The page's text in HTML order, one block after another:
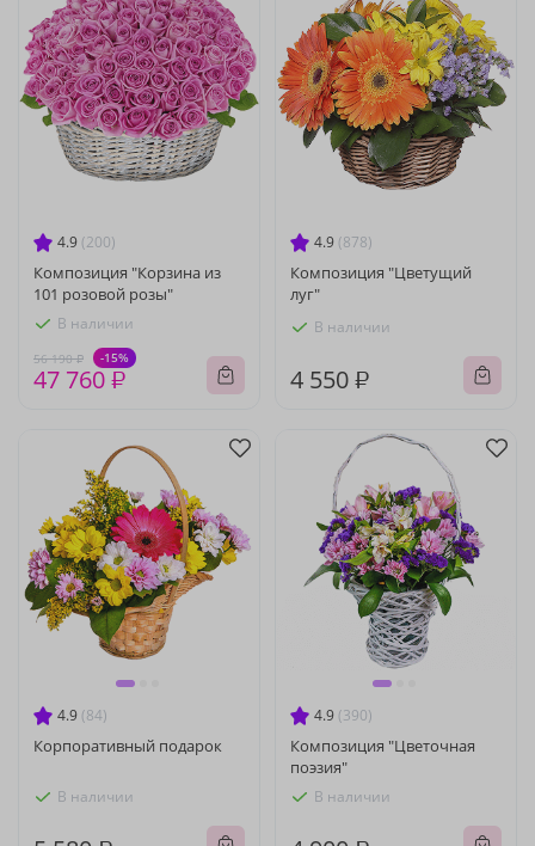
4.9 (200)
Композиция "Корзина из
101 розовой розы"
В наличии
56 190 ₽ -15%
47 760 ₽
4.9 (878)
Композиция "Цветущий
луг"
В наличии
4 550 ₽
4.9 (84)
Корпоративный подарок
В наличии
4.9 (390)
Композиция "Цветочная
поэзия"
В наличии